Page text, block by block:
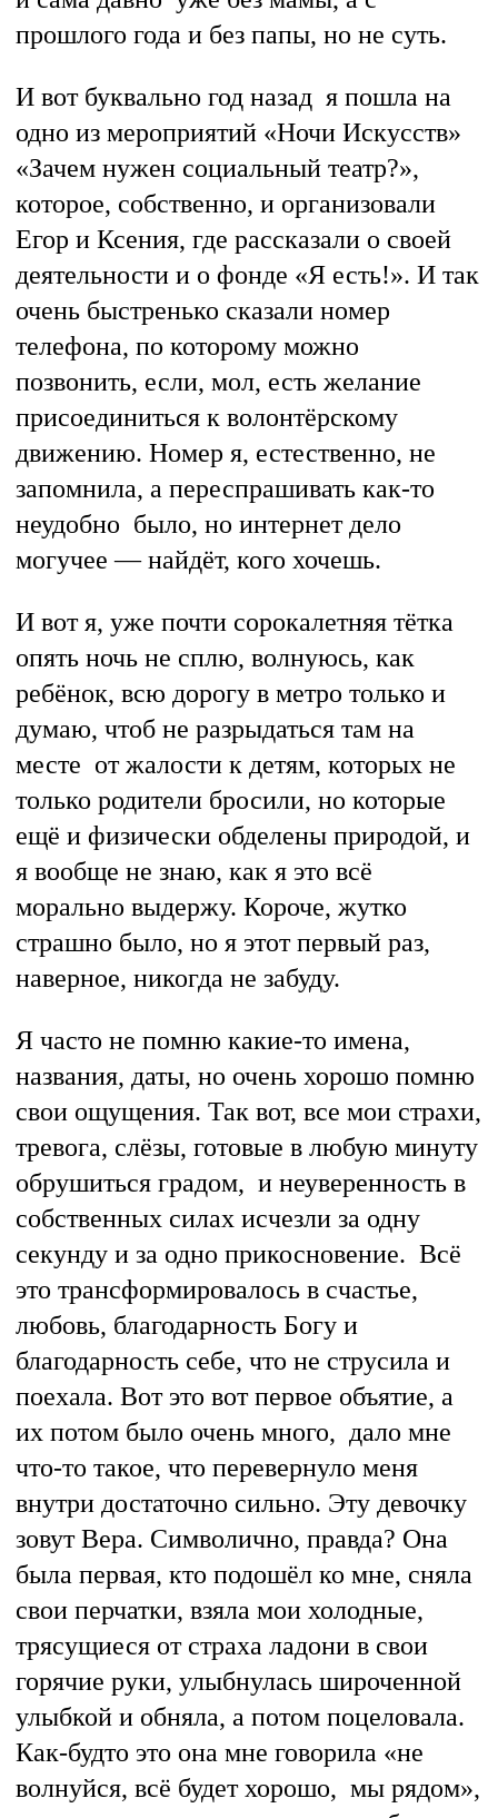
прошлого года и без папы, но не суть.
И вот буквально год назад я пошла на
одно из мероприятий «Ночи Искусств»
«Зачем нужен социальный театр?»,
которое, собственно, и организовали
Егор и Ксения, где рассказали о своей
деятельности и о фонде «Я есть!». И так
очень быстренько сказали номер
телефона, по которому можно
позвонить, если, мол, есть желание
присоединиться к волонтёрскому
движению. Номер я, естественно, не
запомнила, а переспрашивать как-то
неудобно было, но интернет дело
могучее — найдёт, кого хочешь.
И вот я, уже почти сорокалетняя тётка
опять ночь не сплю, волнуюсь, как
ребёнок, всю дорогу в метро только и
думаю, чтоб не разрыдаться там на
месте от жалости к детям, которых не
только родители бросили, но которые
ещё и физически обделены природой, и
я вообще не знаю, как я это всё
морально выдержу. Короче, жутко
страшно было, но я этот первый раз,
наверное, никогда не забуду.
Я часто не помню какие-то имена,
названия, даты, но очень хорошо помню
свои ощущения. Так вот, все мои страхи,
тревога, слёзы, готовые в любую минуту
обрушиться градом, и неуверенность в
собственных силах исчезли за одну
секунду и за одно прикосновение. Всё
это трансформировалось в счастье,
любовь, благодарность Богу и
благодарность себе, что не струсила и
поехала. Вот это вот первое объятие, а
их потом было очень много, дало мне
что-то такое, что перевернуло меня
внутри достаточно сильно. Эту девочку
зовут Вера. Символично, правда? Она
была первая, кто подошёл ко мне, сняла
свои перчатки, взяла мои холодные,
трясущиеся от страха ладони в свои
горячие руки, улыбнулась широченной
улыбкой и обняла, а потом поцеловала.
Как-будто это она мне говорила «не
волнуйся, всё будет хорошо, мы рядом»,